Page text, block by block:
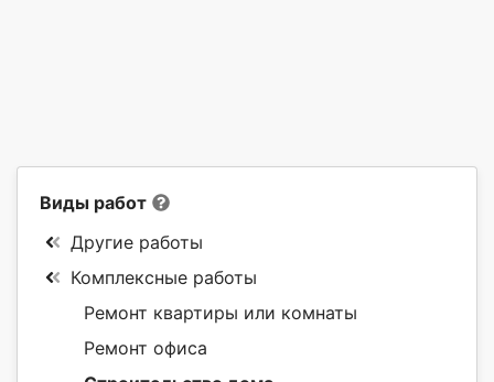
Виды работ
Другие работы
Комплексные работы
Ремонт квартиры или комнаты
Ремонт офиса